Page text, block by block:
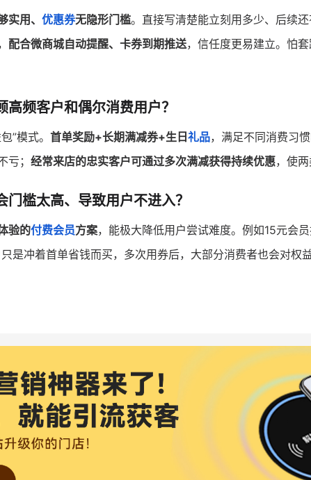
实用、 优惠券无隐形门槛。直接写清楚能立刻用多少、后续
配合微商城自动提醒、卡券到期推送，信任度更易建立。怕
高频客户和偶尔消费用户？
”模式。 首单奖励+长期满减券+生日 礼品，满足不同消费习
； 经常来店的忠实客户可通过多次满减获得持续优惠，使
门槛太高、导致用户不进入？
验的付费会员方案，能极大降低用户尝试难度。例如15元会
是冲着首单省钱而买，多次用券后，大部分消费者也会对权